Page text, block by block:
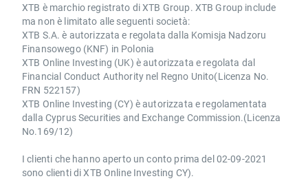
XTB è marchio registrato di XTB Group. XTB Group include
ma non è limitato alle seguenti società:
XTB S.A. è autorizzata e regolata dalla Komisja Nadzoru
Finansowego (KNF) in Polonia
XTB Online Investing (UK) è autorizzata e regolata dal
Financial Conduct Authority nel Regno Unito(Licenza No.
FRN 522157)
XTB Online Investing (CY) è autorizzata e regolamentata
dalla Cyprus Securities and Exchange Commission.(Licenza
No.169/12)
I clienti che hanno aperto un conto prima del 02-09-2021
sono clienti di XTB Online Investing CY).